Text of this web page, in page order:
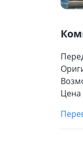
Цена